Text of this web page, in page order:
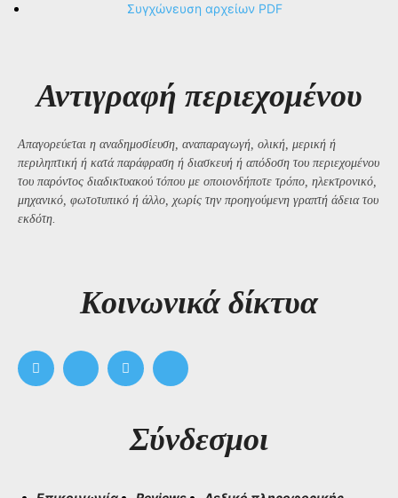
Συγχώνευση αρχείων PDF
Αντιγραφή περιεχομένου
Απαγορεύεται η αναδημοσίευση, αναπαραγωγή, ολική, μερική ή
περιληπτική ή κατά παράφραση ή διασκευή ή απόδοση του περιεχομένου
του παρόντος διαδικτυακού τόπου με οποιονδήποτε τρόπο, ηλεκτρονικό,
μηχανικό, φωτοτυπικό ή άλλο, χωρίς την προηγούμενη γραπτή άδεια του
εκδότη.
Kοινωνικά δίκτυα
Σύνδεσμοι